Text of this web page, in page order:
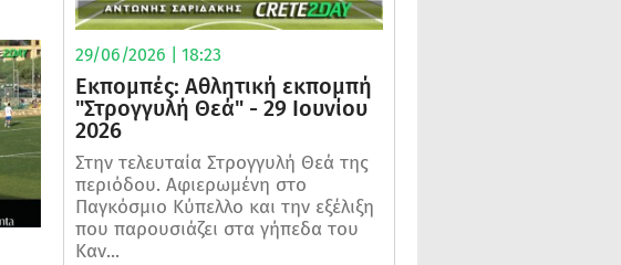
29/06/2026 | 18:23
Εκπομπές: Αθλητική εκπομπή
"Στρογγυλή Θεά" - 29 Ιουνίου
2026
Στην τελευταία Στρογγυλή Θεά της
περιόδου. Αφιερωμένη στο
Παγκόσμιο Κύπελλο και την εξέλιξη
που παρουσιάζει στα γήπεδα του
Καν...